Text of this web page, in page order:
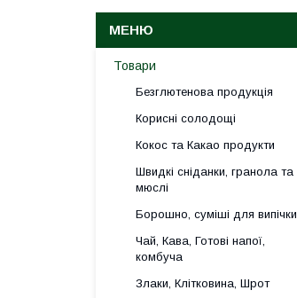
Товари
Безглютенова продукція
Корисні солодощі
Кокос та Какао продукти
Швидкі сніданки, гранола та
мюслі
Борошно, суміші для випічки
Чай, Кава, Готові напої,
комбуча
Злаки, Клітковина, Шрот